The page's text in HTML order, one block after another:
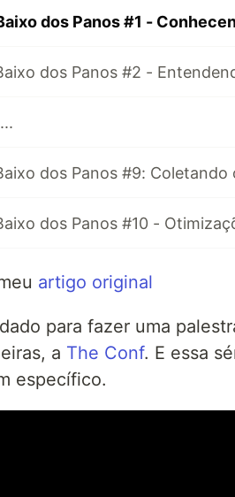
dos Panos #9: Coletando
artigo original
para fazer uma
a The Conf. E essa
específico.